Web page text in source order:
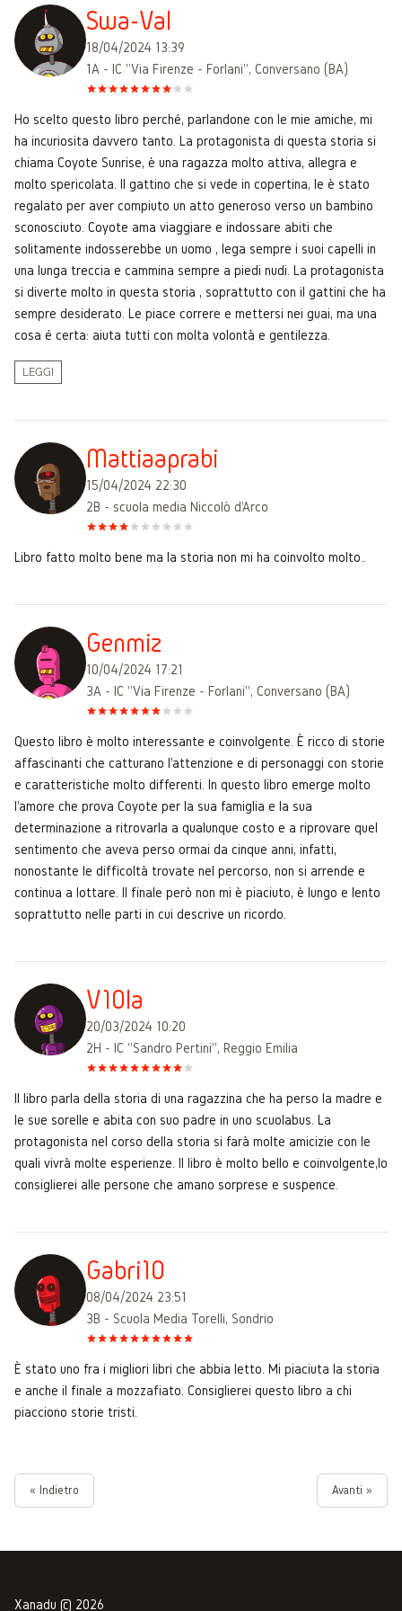
Swa-Val
18/04/2024 13:39
1A - IC "Via Firenze - Forlani", Conversano (BA)
Ho scelto questo libro perché, parlandone con le mie amiche, mi
ha incuriosita davvero tanto. La protagonista di questa storia si
chiama Coyote Sunrise, è una ragazza molto attiva, allegra e
molto spericolata. Il gattino che si vede in copertina, le è stato
regalato per aver compiuto un atto generoso verso un bambino
sconosciuto. Coyote ama viaggiare e indossare abiti che
solitamente indosserebbe un uomo , lega sempre i suoi capelli in
una lunga treccia e cammina sempre a piedi nudi. La protagonista
si diverte molto in questa storia , soprattutto con il gattini che ha
sempre desiderato. Le piace correre e mettersi nei guai, ma una
cosa é certa: aiuta tutti con molta volontà e gentilezza.
LEGGI
Mattiaaprabi
15/04/2024 22:30
2B - scuola media Niccolò d'Arco
Libro fatto molto bene ma la storia non mi ha coinvolto molto..
Genmiz
10/04/2024 17:21
3A - IC "Via Firenze - Forlani", Conversano (BA)
Questo libro è molto interessante e coinvolgente. È ricco di storie
affascinanti che catturano l'attenzione e di personaggi con storie
e caratteristiche molto differenti. In questo libro emerge molto
l'amore che prova Coyote per la sua famiglia e la sua
determinazione a ritrovarla a qualunque costo e a riprovare quel
sentimento che aveva perso ormai da cinque anni, infatti,
nonostante le difficoltà trovate nel percorso, non si arrende e
continua a lottare. Il finale però non mi è piaciuto, è lungo e lento
soprattutto nelle parti in cui descrive un ricordo.
V10la
20/03/2024 10:20
2H - IC "Sandro Pertini", Reggio Emilia
Il libro parla della storia di una ragazzina che ha perso la madre e
le sue sorelle e abita con suo padre in uno scuolabus. La
protagonista nel corso della storia si farà molte amicizie con le
quali vivrà molte esperienze. Il libro è molto bello e coinvolgente,lo
consiglierei alle persone che amano sorprese e suspence.
Gabri10
08/04/2024 23:51
3B - Scuola Media Torelli, Sondrio
È stato uno fra i migliori libri che abbia letto. Mi piaciuta la storia
e anche il finale a mozzafiato. Consiglierei questo libro a chi
piacciono storie tristi.
« Indietro Avanti »
Xanadu © 2026